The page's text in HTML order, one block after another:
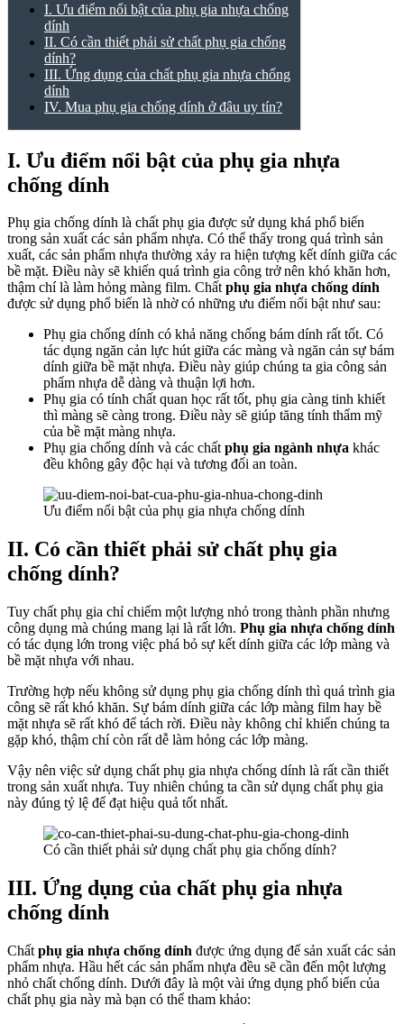
I. Ưu điểm nổi bật của phụ gia nhựa chống
dính
II. Có cần thiết phải sử chất phụ gia chống
dính?
III. Ứng dụng của chất phụ gia nhựa chống
dính
IV. Mua phụ gia chống dính ở đâu uy tín?
I. Ưu điểm nổi bật của phụ gia nhựa
chống dính
Phụ gia chống dính là chất phụ gia được sử dụng khá phổ biến
trong sản xuất các sản phẩm nhựa. Có thể thấy trong quá trình sản
xuất, các sản phẩm nhựa thường xảy ra hiện tượng kết dính giữa các
bề mặt. Điều này sẽ khiến quá trình gia công trở nên khó khăn hơn,
thậm chí là làm hỏng màng film. Chấtphụ gia nhựa chống dính
được sử dụng phổ biến là nhờ có những ưu điểm nổi bật như sau:
Phụ gia chống dính có khả năng chống bám dính rất tốt. Có
tác dụng ngăn cản lực hút giữa các màng và ngăn cản sự bám
dính giữa bề mặt nhựa. Điều này giúp chúng ta gia công sản
phẩm nhựa dễ dàng và thuận lợi hơn.
Phụ gia có tính chất quan học rất tốt, phụ gia càng tinh khiết
thì màng sẽ càng trong. Điều này sẽ giúp tăng tính thẩm mỹ
của bề mặt màng nhựa.
Phụ gia chống dính và các chấtphụ gia ngành nhựa khác
đều không gây độc hại và tương đối an toàn.
Ưu điểm nổi bật của phụ gia nhựa chống dính
II. Có cần thiết phải sử chất phụ gia
chống dính?
Tuy chất phụ gia chỉ chiếm một lượng nhỏ trong thành phần nhưng
công dụng mà chúng mang lại là rất lớn. Phụ gia nhựa chống dính
có tác dụng lớn trong việc phá bỏ sự kết dính giữa các lớp màng và
bề mặt nhựa với nhau.
Trường hợp nếu không sử dụng phụ gia chống dính thì quá trình gia
công sẽ rất khó khăn. Sự bám dính giữa các lớp màng film hay bề
mặt nhựa sẽ rất khó để tách rời. Điều này không chỉ khiến chúng ta
gặp khó, thậm chí còn rất dễ làm hỏng các lớp màng.
Vậy nên việc sử dụng chất phụ gia nhựa chống dính là rất cần thiết
trong sản xuất nhựa. Tuy nhiên chúng ta cần sử dụng chất phụ gia
này đúng tỷ lệ để đạt hiệu quả tốt nhất.
Có cần thiết phải sử dụng chất phụ gia chống dính?
III. Ứng dụng của chất phụ gia nhựa
chống dính
Chất phụ gia nhựa chống dính được ứng dụng để sản xuất các sản
phẩm nhựa. Hầu hết các sản phẩm nhựa đều sẽ cần đến một lượng
nhỏ chất chống dính. Dưới đây là một vài ứng dụng phổ biến của
chất phụ gia này mà bạn có thể tham khảo: